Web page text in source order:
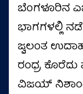
ಬೆಂಗಳೂರಿನ
ಭಾಗಗಳಲ್ಲಿ
ಜ್ವಲಂತ
ರಂಧ್ರ
ವಿಜಯ್‌ ನಿಶಾಂತ್‌